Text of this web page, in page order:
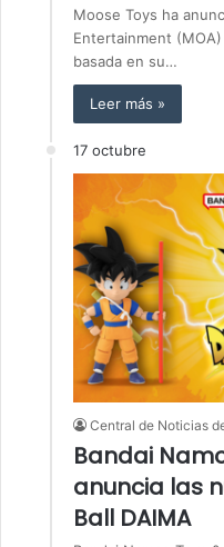
Moose Toys ha
Entertainment
basada en su…
Leer más »
17 octubre
Central de Noticias
Bandai
anuncia las
Ball DAIMA